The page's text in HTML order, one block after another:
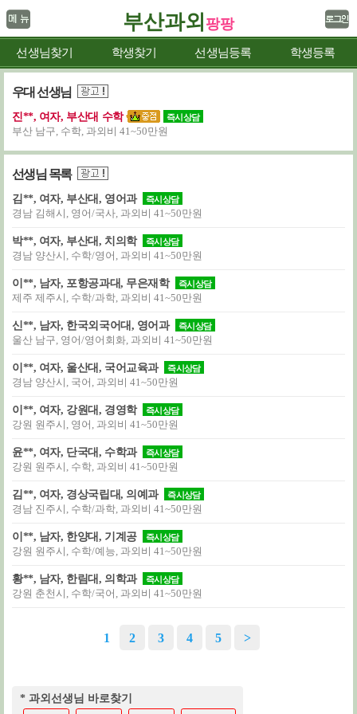
부산과외 팡팡
선생님찾기 학생찾기 선생님등록 학생등록
우대 선생님
진**, 여자, 부산대 수학 즉시상담
부산 남구, 수학, 과외비 41~50만원
선생님 목록
김**, 여자, 부산대, 영어과 즉시상담
경남 김해시, 영어/국사, 과외비 41~50만원
박**, 여자, 부산대, 치의학 즉시상담
경남 양산시, 수학/영어, 과외비 41~50만원
이**, 남자, 포항공과대, 무은재학 즉시상담
제주 제주시, 수학/과학, 과외비 41~50만원
신**, 남자, 한국외국어대, 영어과 즉시상담
울산 남구, 영어/영어회화, 과외비 41~50만원
이**, 여자, 울산대, 국어교육과 즉시상담
경남 양산시, 국어, 과외비 41~50만원
이**, 여자, 강원대, 경영학 즉시상담
강원 원주시, 영어, 과외비 41~50만원
윤**, 여자, 단국대, 수학과 즉시상담
강원 원주시, 수학, 과외비 41~50만원
김**, 여자, 경상국립대, 의예과 즉시상담
경남 진주시, 수학/과학, 과외비 41~50만원
이**, 남자, 한양대, 기계공 즉시상담
강원 원주시, 수학/예능, 과외비 41~50만원
황**, 남자, 한림대, 의학과 즉시상담
강원 춘천시, 수학/국어, 과외비 41~50만원
1 2 3 4 5 >
* 과외선생님 바로찾기